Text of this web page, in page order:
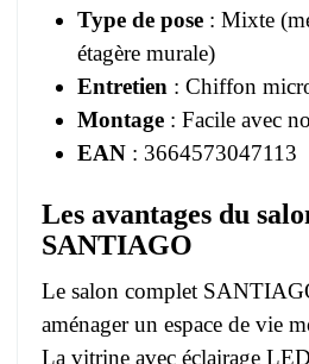
Type de pose : Mixte
étagère murale)
Entretien : Chiffon
Montage : Facile avec
EAN : 3664573047113
Les avantages du
SANTIAGO
Le salon complet
aménager un espace de vie
La vitrine avec éclairage